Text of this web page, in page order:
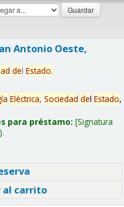
Antonio Oeste,
del Estado.
Eléctrica, Sociedad del Estado,
para préstamo: Signatura
carrito